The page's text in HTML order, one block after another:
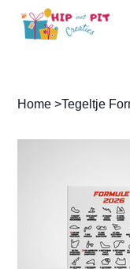
Home >Tegeltje